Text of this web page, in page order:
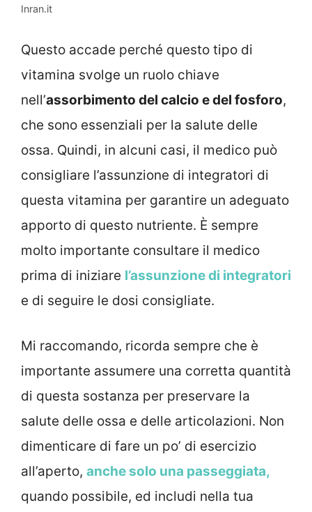
Inran.it
Questo accade perché questo tipo di
vitamina svolge un ruolo chiave
nell’assorbimento del calcio e del fosforo,
che sono essenziali per la salute delle
ossa. Quindi, in alcuni casi, il medico può
consigliare l’assunzione di integratori di
questa vitamina per garantire un adeguato
apporto di questo nutriente. È sempre
molto importante consultare il medico
prima di iniziare l’assunzione di integratori
e di seguire le dosi consigliate.
Mi raccomando, ricorda sempre che è
importante assumere una corretta quantità
di questa sostanza per preservare la
salute delle ossa e delle articolazioni. Non
dimenticare di fare un po’ di esercizio
all’aperto, anche solo una passeggiata,
quando possibile, ed includi nella tua